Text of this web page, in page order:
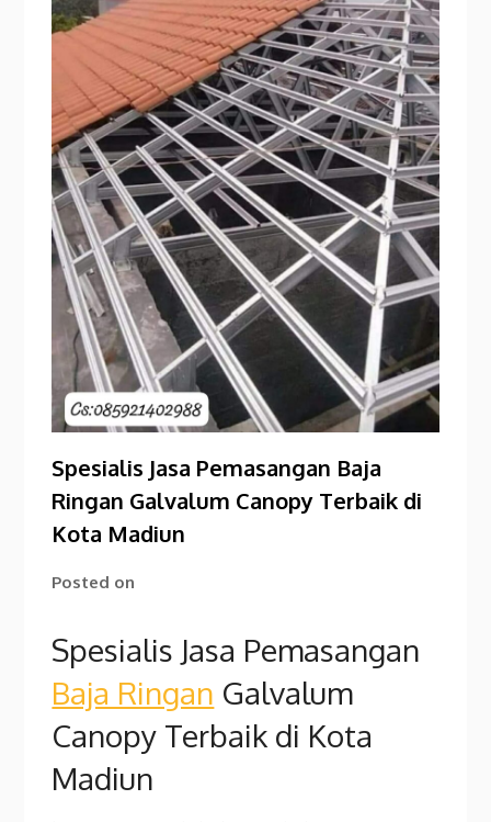
Spesialis Jasa Pemasangan Baja
Ringan Galvalum Canopy Terbaik di
Kota Madiun
Posted on
Spesialis Jasa Pemasangan
Baja Ringan Galvalum
Canopy Terbaik di Kota
Madiun